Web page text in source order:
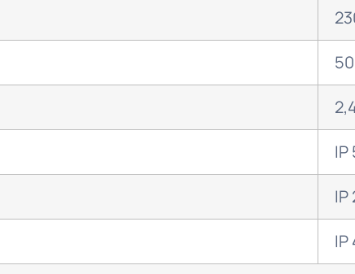
IP
IP
IP